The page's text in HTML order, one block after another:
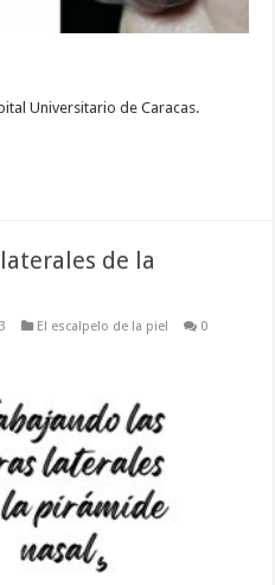
Universitario de Caracas.
de la
El escalpelo de la piel
0